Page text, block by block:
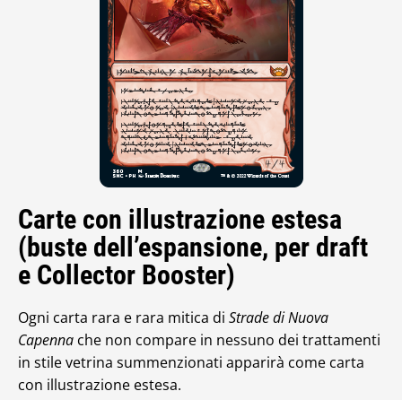
Carte con illustrazione estesa
(buste dell’espansione, per draft
e Collector Booster)
Ogni carta rara e rara mitica di Strade di Nuova
Capenna che non compare in nessuno dei trattamenti
in stile vetrina summenzionati apparirà come carta
con illustrazione estesa.